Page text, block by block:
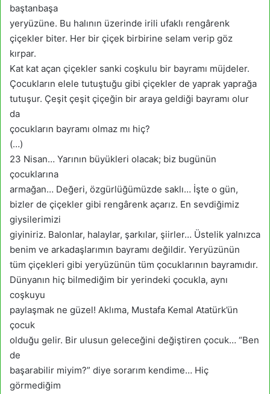
baştanbaşa
yeryüzüne. Bu halının üzerinde irili ufaklı rengârenk
çiçekler biter. Her bir çiçek birbirine selam verip göz
kırpar.
Kat kat açan çiçekler sanki coşkulu bir bayramı müjdeler.
Çocukların elele tutuştuğu gibi çiçekler de yaprak yaprağa
tutuşur. Çeşit çeşit çiçeğin bir araya geldiği bayramı olur
da
çocukların bayramı olmaz mı hiç?
(…)
23 Nisan… Yarının büyükleri olacak; biz bugünün
çocuklarına
armağan… Değeri, özgürlüğümüzde saklı… İşte o gün,
bizler de çiçekler gibi rengârenk açarız. En sevdiğimiz
giysilerimizi
giyiniriz. Balonlar, halaylar, şarkılar, şiirler… Üstelik yalnızca
benim ve arkadaşlarımın bayramı değildir. Yeryüzünün
tüm çiçekleri gibi yeryüzünün tüm çocuklarının bayramıdır.
Dünyanın hiç bilmediğim bir yerindeki çocukla, aynı
coşkuyu
paylaşmak ne güzel! Aklıma, Mustafa Kemal Atatürk’ün
çocuk
olduğu gelir. Bir ulusun geleceğini değiştiren çocuk… “Ben
de
başarabilir miyim?” diye sorarım kendime… Hiç
görmediğim